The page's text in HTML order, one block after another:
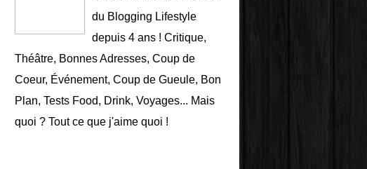
du Blogging Lifestyle
depuis 4 ans ! Critique,
Théâtre, Bonnes Adresses, Coup de
Coeur, Événement, Coup de Gueule, Bon
Plan, Tests Food, Drink, Voyages... Mais
quoi ? Tout ce que j'aime quoi !